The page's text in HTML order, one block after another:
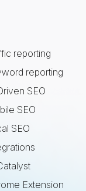
reporting
reporting
SEO
SEO
SEO
Extension